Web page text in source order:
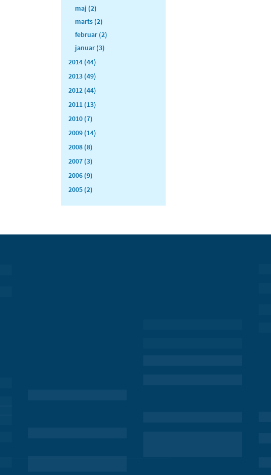
maj (2)
marts (2)
februar (2)
januar (3)
2014 (44)
2013 (49)
2012 (44)
2011 (13)
2010 (7)
2009 (14)
2008 (8)
2007 (3)
2006 (9)
2005 (2)